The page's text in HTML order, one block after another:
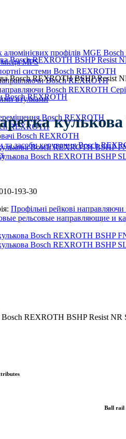
алюмінієвих профілів MGE
MPS
системи Bosch REXROTH
Bosch REXROTH
Bosch REXROTH
втулками
Bosch REXROTH
REXROTH
Bosch REXROTH
та засоби керування Bosch
Bosch REXROTH
193-30
Профільні рейкові
рельсовые направляющие и
Bosch REXROTH BSHP Resist
Ball rail